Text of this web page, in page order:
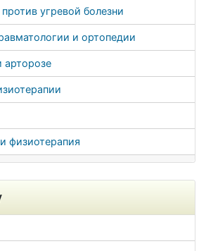
угревой болезни
и ортопедии
арторозе
физиотерапия